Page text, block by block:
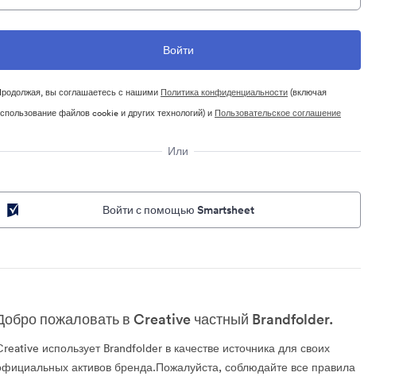
вы соглашаетесь с нашими Политика конфиденциальности(включая
файлов cookie и других технологий) и Пользовательское соглашение
Или
Войти с помощью Smartsheet
пожаловать в Creative частный Brandfolder.
использует Brandfolder в качестве источника для своих
активов бренда.Пожалуйста, соблюдайте все правила